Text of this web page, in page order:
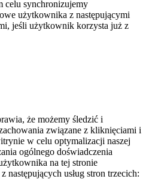
celu synchronizujemy
użytkownika z następującymi
jeśli użytkownik korzysta już z
że możemy śledzić i
związane z kliknięciami i
w celu optymalizacji naszej
ogólnego doświadczenia
na tej stronie
następujących usług stron trzecich: